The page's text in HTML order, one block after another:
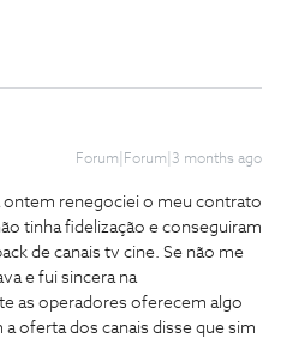
Forum|Forum|3 months ago
renegociei o meu contrato
tinha fidelização e conseguiram
de canais tv cine. Se não me
e fui sincera na
as operadores oferecem algo
oferta dos canais disse que sim